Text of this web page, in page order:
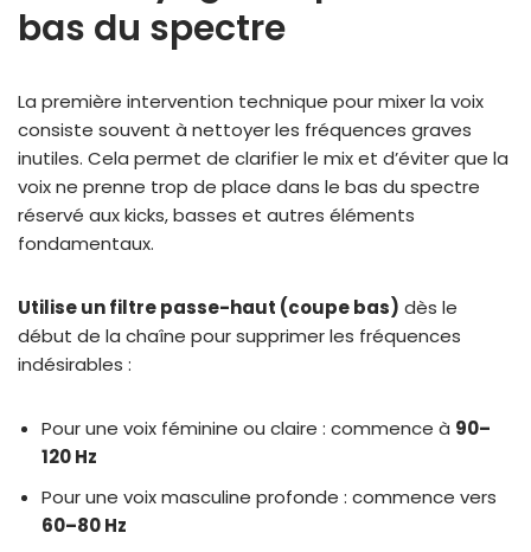
bas du spectre
La première intervention technique pour mixer la voix
consiste souvent à nettoyer les fréquences graves
inutiles. Cela permet de clarifier le mix et d’éviter que la
voix ne prenne trop de place dans le bas du spectre
réservé aux kicks, basses et autres éléments
fondamentaux.
Utilise un filtre passe-haut (coupe bas) dès le
début de la chaîne pour supprimer les fréquences
indésirables :
Pour une voix féminine ou claire : commence à 90–
120 Hz
Pour une voix masculine profonde : commence vers
60–80 Hz